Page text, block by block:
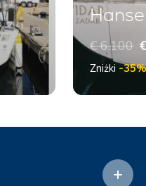
€ 6.100
Zniżki -35%